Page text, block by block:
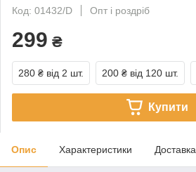
Код: 01432/D
Опт і роздріб
299 ₴
280 ₴ від 2 шт. 200 ₴ від 120 шт.
Купити
Опис Характеристики Доставка